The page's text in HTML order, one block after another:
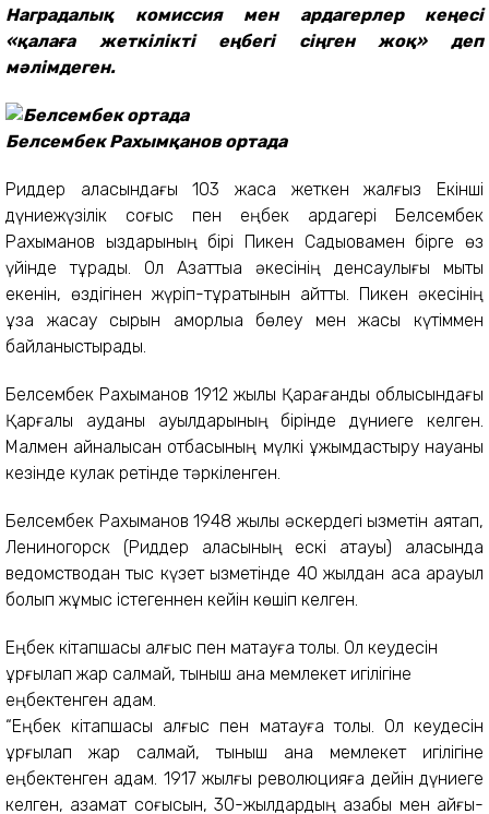
Наградалық комиссия мен ардагерлер кеңесі
«қалаға жеткілікті еңбегі сіңген жоқ» деп
мәлімдеген.
Белсембек Рахымқанов ортада
Риддер қаласындағы 103 жасқа жеткен жалғыз Екінші
дүниежүзілік соғыс пен еңбек ардагері Белсембек
Рахымқанов қыздарының бірі Пикен Садықовамен бірге өз
үйінде тұрады. Ол Азаттыққа әкесінің денсаулығы мықты
екенін, өздігінен жүріп-тұратынын айтты. Пикен әкесінің
ұзақ жасау сырын қамқорлыққа бөлеу мен жақсы күтіммен
байланыстырады.
Белсембек Рахымқанов 1912 жылы Қарағанды облысындағы
Қарғалы ауданы ауылдарының бірінде дүниеге келген.
Малмен айналысқан отбасының мүлкі ұжымдастыру науқаны
кезінде кулак ретінде тәркіленген.
Белсембек Рахымқанов 1948 жылы әскердегі қызметін аяқтап,
Лениногорск (Риддер қаласының ескі атауы) қаласында
ведомстводан тыс күзет қызметінде 40 жылдан аса қарауыл
болып жұмыс істегеннен кейін көшіп келген.
Еңбек кітапшасы алғыс пен мақтауға толы. Ол кеудесін
ұрғылап жар салмай, тыныш қана мемлекет игілігіне
еңбектенген адам.
“Еңбек кітапшасы алғыс пен мақтауға толы. Ол кеудесін
ұрғылап жар салмай, тыныш қана мемлекет игілігіне
еңбектенген адам. 1917 жылғы революцияға дейін дүниеге
келген, азамат соғысын, 30-жылдардың азабы мен қайғы-